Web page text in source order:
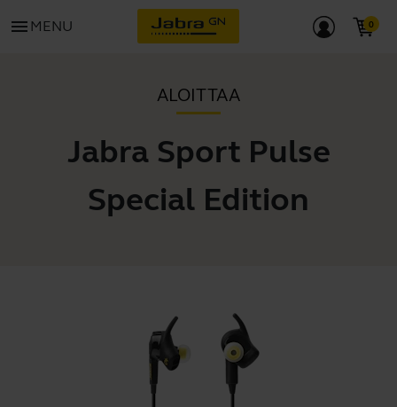
menu MENU
ALOITTAA
Jabra Sport Pulse
Special Edition